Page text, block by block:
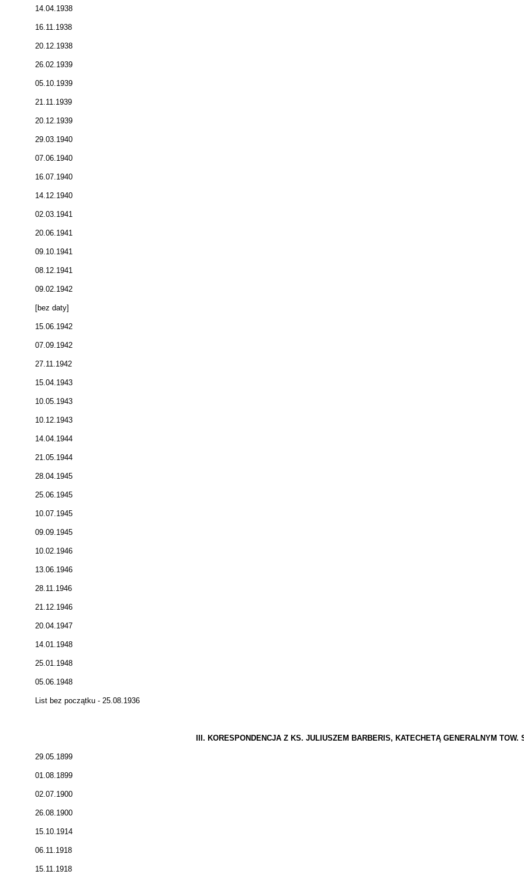
14.04.1938
16.11.1938
20.12.1938
26.02.1939
05.10.1939
21.11.1939
20.12.1939
29.03.1940
07.06.1940
16.07.1940
14.12.1940
02.03.1941
20.06.1941
09.10.1941
08.12.1941
09.02.1942
[bez daty]
15.06.1942
07.09.1942
27.11.1942
15.04.1943
10.05.1943
10.12.1943
14.04.1944
21.05.1944
28.04.1945
25.06.1945
10.07.1945
09.09.1945
10.02.1946
13.06.1946
28.11.1946
21.12.1946
20.04.1947
14.01.1948
25.01.1948
05.06.1948
List bez początku - 25.08.1936
III. KORESPONDENCJA Z KS. JULIUSZEM BARBERIS, KATECHETĄ GENERALNYM TOW.
29.05.1899
01.08.1899
02.07.1900
26.08.1900
15.10.1914
06.11.1918
15.11.1918